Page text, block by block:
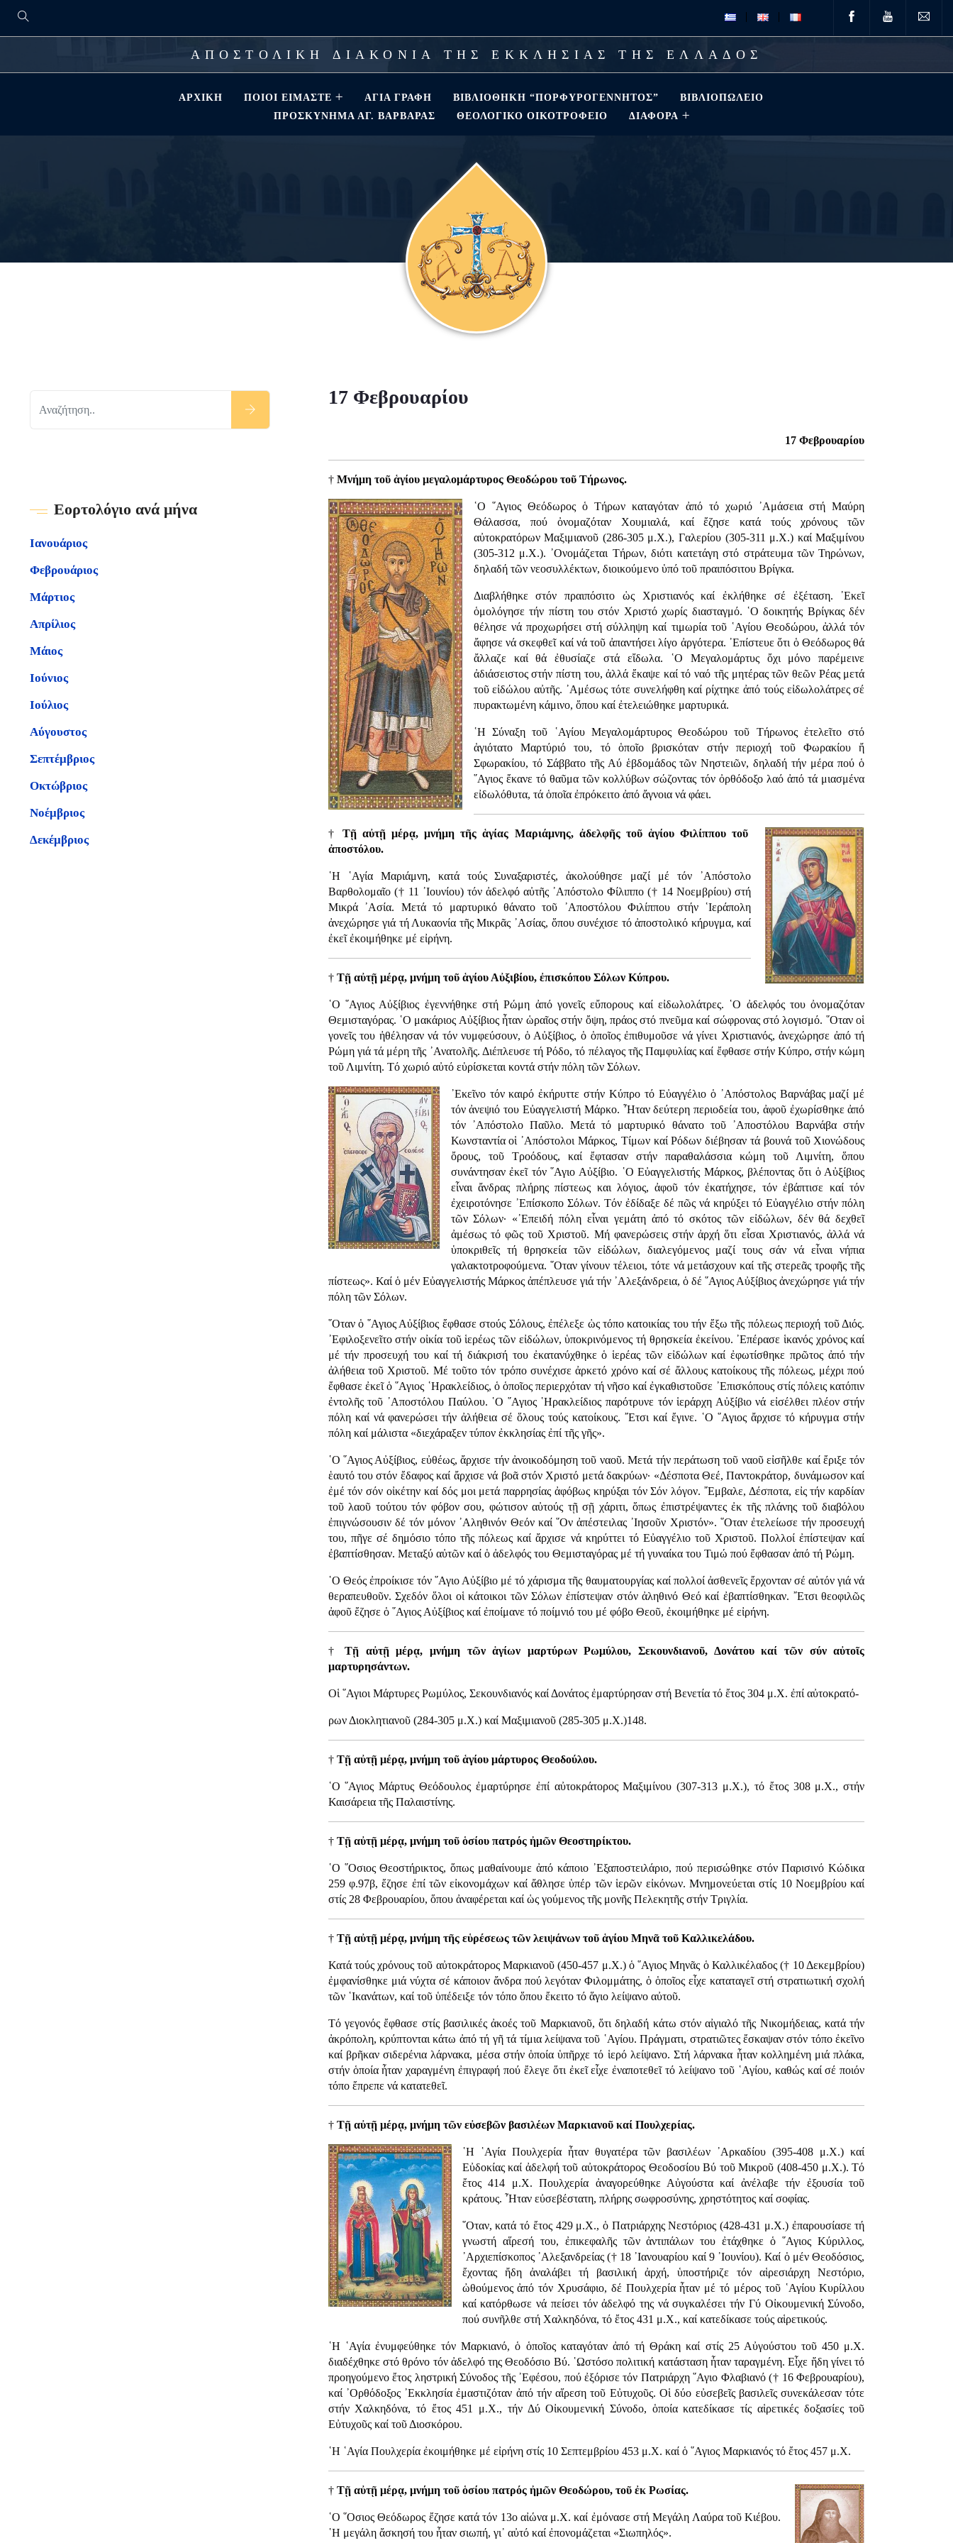
ΑΠΟΣΤΟΛΙΚΗ ΔΙΑΚΟΝΙΑ ΤΗΣ ΕΚΚΛΗΣΙΑΣ ΤΗΣ ΕΛΛΑΔΟΣ
ΑΡΧΙΚΉ ΠΟΙΟΊ ΕΊΜΑΣΤΕ ΑΓΊΑ ΓΡΑΦΉ ΒΙΒΛΙΟΘΗΚΗ “ΠΟΡΦΥΡΟΓΕΝΝΗΤΟΣ”
ΒΙΒΛΙΟΠΩΛΕΊΟ
ΠΡΟΣΚΎΝΗΜΑ ΑΓ. ΒΑΡΒΆΡΑΣ
ΘΕΟΛΟΓΙΚΌ ΟΙΚΟΤΡΟΦΕΊΟ ΔΙΑΦΟΡΑ
17 Φεβρουαρίου
17 Φεβρουαρίου
†Μνήμη τοῦ ἁγίου μεγαλομάρτυρος Θεοδώρου τοῦ Τήρωνος.
῾Ο ῞Αγιος Θεόδωρος ὁ Τήρων καταγόταν ἀπό τό χωριό ᾿Αμάσεια στή Μαύρη
Θάλασσα, πού ὀνομαζόταν Χουμιαλά, καί ἔζησε κατά τούς χρόνους τῶν
αὐτοκρατόρων Μαξιμιανοῦ (286-305 μ.Χ.), Γαλερίου (305-311 μ.Χ.) καί Μαξιμίνου
(305-312 μ.Χ.). ᾿Ονομάζεται Τήρων, διότι κατετάγη στό στράτευμα τῶν Τηρώνων,
δηλαδή τῶν νεοσυλλέκτων, διοικούμενο ὑπό τοῦ πραιπόσιτου Βρίγκα.
Διαβλήθηκε στόν πραιπόσιτο ὡς Χριστιανός καί ἐκλήθηκε σέ ἐξέταση. ᾿Εκεῖ
ὁμολόγησε τήν πίστη του στόν Χριστό χωρίς διασταγμό. ῾Ο δοικητής Βρίγκας δέν
θέλησε νά προχωρήσει στή σύλληψη καί τιμωρία τοῦ ῾Αγίου Θεοδώρου, ἀλλά τόν
ἄφησε νά σκεφθεῖ καί νά τοῦ ἀπαντήσει λίγο ἀργότερα. ᾿Επίστευε ὅτι ὁ Θεόδωρος θά
ἄλλαζε καί θά ἐθυσίαζε στά εἴδωλα. ῾Ο Μεγαλομάρτυς ὄχι μόνο παρέμεινε
ἀδιάσειστος στήν πίστη του, ἀλλά ἔκαψε καί τό ναό τῆς μητέρας τῶν θεῶν Ρέας μετά
τοῦ εἰδώλου αὐτῆς. ᾿Αμέσως τότε συνελήφθη καί ρίχτηκε ἀπό τούς εἰδωλολάτρες σέ
πυρακτωμένη κάμινο, ὅπου καί ἐτελειώθηκε μαρτυρικά.
῾Η Σύναξη τοῦ ῾Αγίου Μεγαλομάρτυρος Θεοδώρου τοῦ Τήρωνος ἐτελεῖτο στό
ἁγιότατο Μαρτύριό του, τό ὁποῖο βρισκόταν στήν περιοχή τοῦ Φωρακίου ἤ
Σφωρακίου, τό Σάββατο τῆς Αύ ἑβδομάδος τῶν Νηστειῶν, δηλαδή τήν μέρα πού ὁ
῞Αγιος ἔκανε τό θαῦμα τῶν κολλύβων σώζοντας τόν ὀρθόδοξο λαό ἀπό τά μιασμένα
εἰδωλόθυτα, τά ὁποῖα ἐπρόκειτο ἀπό ἄγνοια νά φάει.
†
Τῇ αὐτῇ μέρᾳ, μνήμη τῆς ἁγίας Μαριάμνης, ἀδελφῆς τοῦ ἁγίου Φιλίππου τοῦ
ἀποστόλου.
῾Η ῾Αγία Μαριάμνη, κατά τούς Συναξαριστές, ἀκολούθησε μαζί μέ τόν ᾿Απόστολο
Βαρθολομαῖο († 11 ᾿Ιουνίου) τόν ἀδελφό αὐτῆς ᾿Απόστολο Φίλιππο († 14 Νοεμβρίου) στή
Μικρά ᾿Ασία. Μετά τό μαρτυρικό θάνατο τοῦ ᾿Αποστόλου Φιλίππου στήν ῾Ιεράπολη
ἀνεχώρησε γιά τή Λυκαονία τῆς Μικρᾶς ᾿Ασίας, ὅπου συνέχισε τό ἀποστολικό κήρυγμα, καί
ἐκεῖ ἐκοιμήθηκε μέ εἰρήνη.
†Τῇ αὐτῇ μέρᾳ, μνήμη τοῦ ἁγίου Αὐξιβίου, ἐπισκόπου Σόλων Κύπρου.
῾Ο ῞Αγιος Αὐξίβιος ἐγεννήθηκε στή Ρώμη ἀπό γονεῖς εὔπορους καί εἰδωλολάτρες. ῾Ο ἀδελφός του ὀνομαζόταν
Θεμισταγόρας. ῾Ο μακάριος Αὐξίβιος ἦταν ὡραῖος στήν ὄψη, πράος στό πνεῦμα καί σώφρονας στό λογισμό. ῞Οταν οἱ
γονεῖς του ἠθέλησαν νά τόν νυμφεύσουν, ὁ Αὐξίβιος, ὁ ὁποῖος ἐπιθυμοῦσε νά γίνει Χριστιανός, ἀνεχώρησε ἀπό τή
Ρώμη γιά τά μέρη τῆς ᾿Ανατολῆς. Διέπλευσε τή Ρόδο, τό πέλαγος τῆς Παμφυλίας καί ἔφθασε στήν Κύπρο, στήν κώμη
τοῦ Λιμνίτη. Τό χωριό αὐτό εὑρίσκεται κοντά στήν πόλη τῶν Σόλων.
᾿Εκεῖνο τόν καιρό ἐκήρυττε στήν Κύπρο τό Εὐαγγέλιο ὁ ᾿Απόστολος Βαρνάβας μαζί μέ
τόν ἀνεψιό του Εὐαγγελιστή Μάρκο. ῏Ηταν δεύτερη περιοδεία του, ἀφοῦ ἐχωρίσθηκε ἀπό
τόν ᾿Απόστολο Παῦλο. Μετά τό μαρτυρικό θάνατο τοῦ ᾿Αποστόλου Βαρνάβα στήν
Κωνσταντία οἱ ᾿Απόστολοι Μάρκος, Τίμων καί Ρόδων διέβησαν τά βουνά τοῦ Χιονώδους
ὄρους, τοῦ Τροόδους, καί ἔφτασαν στήν παραθαλάσσια κώμη τοῦ Λιμνίτη, ὅπου
συνάντησαν ἐκεῖ τόν ῞Αγιο Αὐξίβιο. ῾Ο Εὐαγγελιστής Μάρκος, βλέποντας ὅτι ὁ Αὐξίβιος
εἶναι ἄνδρας πλήρης πίστεως και λόγιος, ἀφοῦ τόν ἐκατήχησε, τόν ἐβάπτισε καί τόν
ἐχειροτόνησε ᾿Επίσκοπο Σόλων. Τόν ἐδίδαξε δέ πῶς νά κηρύξει τό Εὐαγγέλιο στήν πόλη
τῶν Σόλων· «᾿Επειδή πόλη εἶναι γεμάτη ἀπό τό σκότος τῶν εἰδώλων, δέν θά δεχθεῖ
ἀμέσως τό φῶς τοῦ Χριστοῦ. Μή φανερώσεις στήν ἀρχή ὅτι εἶσαι Χριστιανός, ἀλλά νά
ὑποκριθεῖς τή θρησκεία τῶν εἰδώλων, διαλεγόμενος μαζί τους σάν νά εἶναι νήπια
γαλακτοτροφούμενα. ῞Οταν γίνουν τέλειοι, τότε νά μετάσχουν καί τῆς στερεᾶς τροφῆς τῆς
πίστεως». Καί ὁ μέν Εὐαγγελιστής Μάρκος ἀπέπλευσε γιά τήν ᾿Αλεξάνδρεια, ὁ δέ ῞Αγιος Αὐξίβιος ἀνεχώρησε γιά τήν
πόλη τῶν Σόλων.
῞Οταν ὁ ῞Αγιος Αὐξίβιος ἔφθασε στούς Σόλους, ἐπέλεξε ὡς τόπο κατοικίας του τήν ἔξω τῆς πόλεως περιοχή τοῦ Διός.
᾿Εφιλοξενεῖτο στήν οἰκία τοῦ ἱερέως τῶν εἰδώλων, ὑποκρινόμενος τή θρησκεία ἐκείνου. ᾿Επέρασε ἱκανός χρόνος καί
μέ τήν προσευχή του καί τή διάκρισή του ἐκατανύχθηκε ὁ ἱερέας τῶν εἰδώλων καί ἐφωτίσθηκε πρῶτος ἀπό τήν
ἀλήθεια τοῦ Χριστοῦ. Μέ τοῦτο τόν τρόπο συνέχισε ἀρκετό χρόνο καί σέ ἄλλους κατοίκους τῆς πόλεως, μέχρι πού
ἔφθασε ἐκεῖ ὁ ῞Αγιος ῾Ηρακλείδιος, ὁ ὁποῖος περιερχόταν τή νῆσο καί ἐγκαθιστοῦσε ᾿Επισκόπους στίς πόλεις κατόπιν
ἐντολῆς τοῦ ᾿Αποστόλου Παύλου. ῾Ο ῞Αγιος ῾Ηρακλείδιος παρότρυνε τόν ἱεράρχη Αὐξίβιο νά εἰσέλθει πλέον στήν
πόλη καί νά φανερώσει τήν ἀλήθεια σέ ὅλους τούς κατοίκους. ῎Ετσι καί ἔγινε. ῾Ο ῞Αγιος ἄρχισε τό κήρυγμα στήν
πόλη καί μάλιστα «διεχάραξεν τύπον ἐκκλησίας ἐπί τῆς γῆς».
῾Ο ῞Αγιος Αὐξίβιος, εὐθέως, ἄρχισε τήν ἀνοικοδόμηση τοῦ ναοῦ. Μετά τήν περάτωση τοῦ ναοῦ εἰσῆλθε καί ἔριξε τόν
ἑαυτό του στόν ἔδαφος καί ἄρχισε νά βοᾶ στόν Χριστό μετά δακρύων· «Δέσποτα Θεέ, Παντοκράτορ, δυνάμωσον καί
ἐμέ τόν σόν οἰκέτην καί δός μοι μετά παρρησίας ἀφόβως κηρύξαι τόν Σόν λόγον. ῎Εμβαλε, Δέσποτα, εἰς τήν καρδίαν
τοῦ λαοῦ τούτου τόν φόβον σου, φώτισον αὐτούς τῇ σῇ χάριτι, ὅπως ἐπιστρέψαντες ἐκ τῆς πλάνης τοῦ διαβόλου
ἐπιγνώσουσιν δέ τόν μόνον ᾿Αληθινόν Θεόν καί ῞Ον ἀπέστειλας ᾿Ιησοῦν Χριστόν». ῞Οταν ἐτελείωσε τήν προσευχή
του, πῆγε σέ δημόσιο τόπο τῆς πόλεως καί ἄρχισε νά κηρύττει τό Εὐαγγέλιο τοῦ Χριστοῦ. Πολλοί ἐπίστεψαν καί
ἐβαπτίσθησαν. Μεταξύ αὐτῶν καί ὁ ἀδελφός του Θεμισταγόρας μέ τή γυναίκα του Τιμώ πού ἔφθασαν ἀπό τή Ρώμη.
῾Ο Θεός ἐπροίκισε τόν ῞Αγιο Αὐξίβιο μέ τό χάρισμα τῆς θαυματουργίας καί πολλοί ἀσθενεῖς ἔρχονταν σέ αὐτόν γιά νά
θεραπευθοῦν. Σχεδόν ὅλοι οἱ κάτοικοι τῶν Σόλων ἐπίστεψαν στόν ἀληθινό Θεό καί ἐβαπτίσθηκαν. ῎Ετσι θεοφιλῶς
ἀφοῦ ἔζησε ὁ ῞Αγιος Αὐξίβιος καί ἐποίμανε τό ποίμνιό του μέ φόβο Θεοῦ, ἐκοιμήθηκε μέ εἰρήνη.
†
Τῇ αὐτῇ μέρᾳ, μνήμη τῶν ἁγίων μαρτύρων Ρωμύλου, Σεκουνδιανοῦ, Δονάτου καί τῶν σύν αὐτοῖς
μαρτυρησάντων.
Οἱ ῞Αγιοι Μάρτυρες Ρωμύλος, Σεκουνδιανός καί Δονάτος ἐμαρτύρησαν στή Βενετία τό ἔτος 304 μ.Χ. ἐπί αὐτοκρατό-
ρων Διοκλητιανοῦ (284-305 μ.Χ.) καί Μαξιμιανοῦ (285-305 μ.Χ.)148.
†Τῇ αὐτῇ μέρᾳ, μνήμη τοῦ ἁγίου μάρτυρος Θεοδούλου.
῾Ο ῞Αγιος Μάρτυς Θεόδουλος ἐμαρτύρησε ἐπί αὐτοκράτορος Μαξιμίνου (307-313 μ.Χ.), τό ἔτος 308 μ.Χ., στήν
Καισάρεια τῆς Παλαιστίνης.
†Τῇ αὐτῇ μέρᾳ, μνήμη τοῦ ὁσίου πατρός ἠμῶν Θεοστηρίκτου.
῾Ο ῞Οσιος Θεοστήρικτος, ὅπως μαθαίνουμε ἀπό κάποιο ᾿Εξαποστειλάριο, πού περισώθηκε στόν Παρισινό Κώδικα
259 φ.97β, ἔζησε ἐπί τῶν εἰκονομάχων καί ἄθλησε ὑπέρ τῶν ἱερῶν εἰκόνων. Μνημονεύεται στίς 10 Νοεμβρίου καί
στίς 28 Φεβρουαρίου, ὅπου ἀναφέρεται καί ὡς γούμενος τῆς μονῆς Πελεκητῆς στήν Τριγλία.
†Τῇ αὐτῇ μέρᾳ, μνήμη τῆς εὑρέσεως τῶν λειψάνων τοῦ ἁγίου Μηνᾶ τοῦ Καλλικελάδου.
Κατά τούς χρόνους τοῦ αὐτοκράτορος Μαρκιανοῦ (450-457 μ.Χ.) ὁ ῞Αγιος Μηνᾶς ὁ Καλλικέλαδος († 10 Δεκεμβρίου)
ἐμφανίσθηκε μιά νύχτα σέ κάποιον ἄνδρα πού λεγόταν Φιλομμάτης, ὁ ὁποῖος εἶχε καταταγεῖ στή στρατιωτική σχολή
τῶν ῾Ικανάτων, καί τοῦ ὑπέδειξε τόν τόπο ὅπου ἔκειτο τό ἅγιο λείψανο αὐτοῦ.
Τό γεγονός ἔφθασε στίς βασιλικές ἀκοές τοῦ Μαρκιανοῦ, ὅτι δηλαδή κάτω στόν αἰγιαλό τῆς Νικομήδειας, κατά τήν
ἀκρόπολη, κρύπτονται κάτω ἀπό τή γῆ τά τίμια λείψανα τοῦ ῾Αγίου. Πράγματι, στρατιῶτες ἔσκαψαν στόν τόπο ἐκεῖνο
καί βρῆκαν σιδερένια λάρνακα, μέσα στήν ὁποία ὑπῆρχε τό ἱερό λείψανο. Στή λάρνακα ἦταν κολλημένη μιά πλάκα,
στήν ὁποία ἦταν χαραγμένη ἐπιγραφή πού ἔλεγε ὅτι ἐκεῖ εἶχε ἐναποτεθεῖ τό λείψανο τοῦ ῾Αγίου, καθώς καί σέ ποιόν
τόπο ἔπρεπε νά κατατεθεῖ.
†Τῇ αὐτῇ μέρᾳ, μνήμη τῶν εὐσεβῶν βασιλέων Μαρκιανοῦ καί Πουλχερίας.
῾Η ῾Αγία Πουλχερία ἦταν θυγατέρα τῶν βασιλέων ᾿Αρκαδίου (395-408 μ.Χ.) καί
Εὐδοκίας καί ἀδελφή τοῦ αὐτοκράτορος Θεοδοσίου Βύ τοῦ Μικροῦ (408-450 μ.Χ.). Τό
ἔτος 414 μ.Χ. Πουλχερία ἀναγορεύθηκε Αὐγούστα καί ἀνέλαβε τήν ἐξουσία τοῦ
κράτους. ῏Ηταν εὐσεβέστατη, πλήρης σωφροσύνης, χρηστότητος καί σοφίας.
῞Οταν, κατά τό ἔτος 429 μ.Χ., ὁ Πατριάρχης Νεστόριος (428-431 μ.Χ.) ἐπαρουσίασε τή
γνωστή αἵρεσή του, ἐπικεφαλῆς τῶν ἀντιπάλων του ἐτάχθηκε ὁ ῞Αγιος Κύριλλος,
᾿Αρχιεπίσκοπος ᾿Αλεξανδρείας († 18 ᾿Ιανουαρίου καί 9 ᾿Ιουνίου). Καί ὁ μέν Θεοδόσιος,
ἔχοντας ἤδη ἀναλάβει τή βασιλική ἀρχή, ὑποστήριζε τόν αἱρεσιάρχη Νεστόριο,
ὠθούμενος ἀπό τόν Χρυσάφιο, δέ Πουλχερία ἦταν μέ τό μέρος τοῦ ῾Αγίου Κυρίλλου
καί κατόρθωσε νά πείσει τόν ἀδελφό της νά συγκαλέσει τήν Γύ Οἰκουμενική Σύνοδο,
πού συνῆλθε στή Χαλκηδόνα, τό ἔτος 431 μ.Χ., καί κατεδίκασε τούς αἱρετικούς.
῾Η ῾Αγία ἐνυμφεύθηκε τόν Μαρκιανό, ὁ ὁποῖος καταγόταν ἀπό τή Θράκη καί στίς 25 Αὐγούστου τοῦ 450 μ.Χ.
διαδέχθηκε στό θρόνο τόν ἀδελφό της Θεοδόσιο Βύ. ῾Ωστόσο πολιτική κατάσταση ἦταν ταραγμένη. Εἶχε ἤδη γίνει τό
προηγούμενο ἔτος ληστρική Σύνοδος τῆς ᾿Εφέσου, πού ἐξόρισε τόν Πατριάρχη ῞Αγιο Φλαβιανό († 16 Φεβρουαρίου),
καί ᾿Ορθόδοξος ᾿Εκκλησία ἐμαστιζόταν ἀπό τήν αἵρεση τοῦ Εὐτυχοῦς. Οἱ δύο εὐσεβεῖς βασιλεῖς συνεκάλεσαν τότε
στήν Χαλκηδόνα, τό ἔτος 451 μ.Χ., τήν Δύ Οἰκουμενική Σύνοδο, ὁποία κατεδίκασε τίς αἱρετικές δοξασίες τοῦ
Εὐτυχοῦς καί τοῦ Διοσκόρου.
῾Η ῾Αγία Πουλχερία ἐκοιμήθηκε μέ εἰρήνη στίς 10 Σεπτεμβρίου 453 μ.Χ. καί ὁ ῞Αγιος Μαρκιανός τό ἔτος 457 μ.Χ.
†Τῇ αὐτῇ μέρᾳ, μνήμη τοῦ ὁσίου πατρός ἠμῶν Θεοδώρου, τοῦ ἐκ Ρωσίας.
῾Ο ῞Οσιος Θεόδωρος ἔζησε κατά τόν 13ο αἰώνα μ.Χ. καί ἐμόνασε στή Μεγάλη Λαύρα τοῦ Κιέβου.
῾Η μεγάλη ἄσκησή του ἦταν σιωπή, γι᾿ αὐτό καί ἐπονομάζεται «Σιωπηλός».
Εορτολόγιο ανά μήνα
Ιανουάριος
Φεβρουάριος
Μάρτιος
Απρίλιος
Μάιος
Ιούνιος
Ιούλιος
Αύγουστος
Σεπτέμβριος
Οκτώβριος
Νοέμβριος
Δεκέμβριος